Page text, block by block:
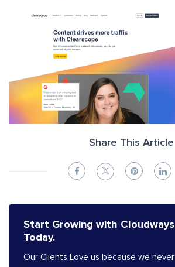
Share This Article
Start Growing with Cloudways
Today.
Our Clients Love us because we never